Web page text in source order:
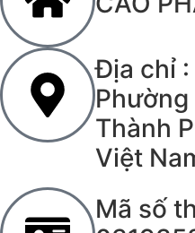
Địa chỉ
Thành
Việt
Mã số